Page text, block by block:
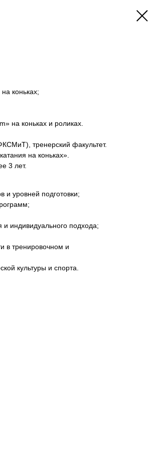
коньках;
на коньках и роликах.
тренерский факультет.
на коньках».
3 лет.
и уровней подготовки;
индивидуального подхода;
в тренировочном и
культуры и спорта.